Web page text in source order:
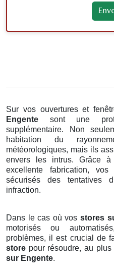
Sur vos ouvertures et
Engente sont une
supplémentaire. Non
habitation du
météorologiques, mais ils
envers les intrus. Grâce
excellente fabrication,
sécurisés des tentatives
infraction.
Dans le cas où vos stores
motorisés ou
problèmes, il est crucial de
store pour résoudre, au
sur Engente.